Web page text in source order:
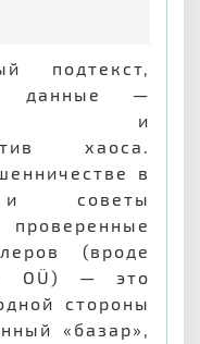
подтекст,
данные —
и
хаоса.
в
и советы
(вроде
OÜ) — это
стороны
«базар»,